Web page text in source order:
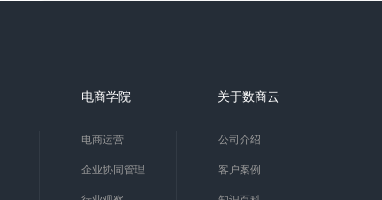
电商学院
电商运营
企业协同管理
关于数商云
公司介绍
客户案例